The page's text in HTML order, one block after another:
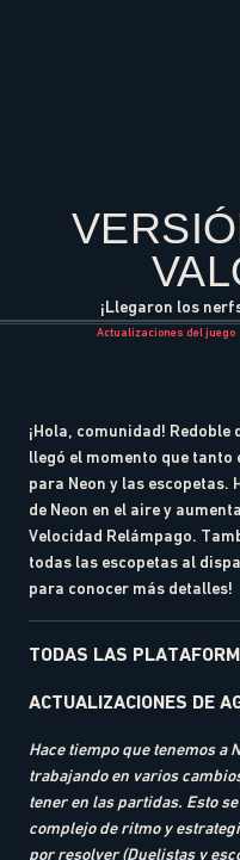
¡Llegaron los
Actualizaciones del juego
¡Hola, comunidad!
llegó el momento que
para Neon y las
de Neon en el aire y
Velocidad Relámpago.
todas las escopetas al
para conocer más detalles!
TODAS LAS
ACTUALIZACIONES DE
Hace tiempo que tenemos a
trabajando en varios
tener en las partidas. Esto
complejo de ritmo y
por resolver (Duelistas y